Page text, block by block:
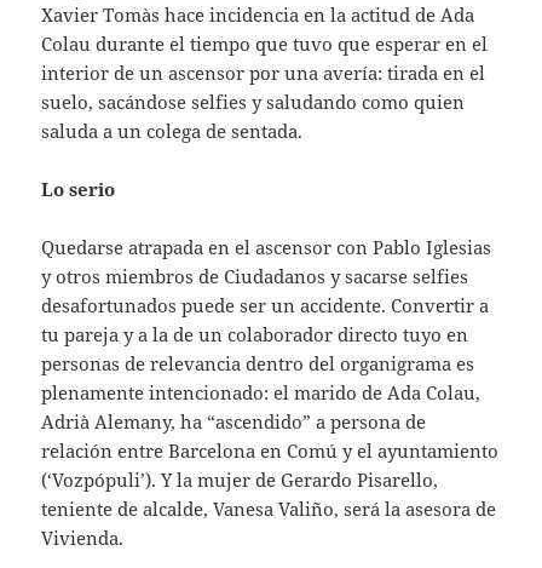
Xavier Tomàs hace incidencia en la actitud de Ada
Colau durante el tiempo que tuvo que esperar en el
interior de un ascensor por una avería: tirada en el
suelo, sacándose selfies y saludando como quien
saluda a un colega de sentada.
Lo serio
Quedarse atrapada en el ascensor con Pablo Iglesias
y otros miembros de Ciudadanos y sacarse selfies
desafortunados puede ser un accidente. Convertir a
tu pareja y a la de un colaborador directo tuyo en
personas de relevancia dentro del organigrama es
plenamente intencionado: el marido de Ada Colau,
Adrià Alemany, ha “ascendido” a persona de
relación entre Barcelona en Comú y el ayuntamiento
(‘Vozpópuli’). Y la mujer de Gerardo Pisarello,
teniente de alcalde, Vanesa Valiño, será la asesora de
Vivienda.